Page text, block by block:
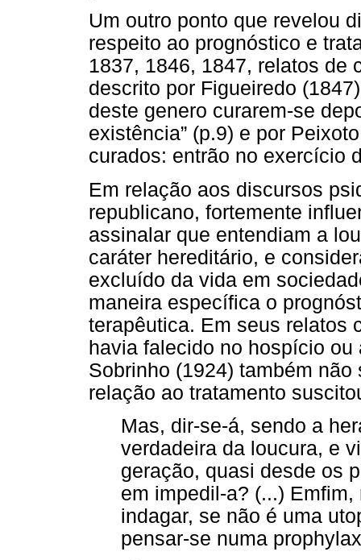
Um outro ponto que revelou
respeito ao prognóstico e
1837, 1846, 1847, relatos de
descrito por Figueiredo
deste genero curarem-se
existência” (p.9) e por
curados: entrão no exercício
Em relação aos discursos
republicano, fortemente
assinalar que entendiam a
caráter hereditário, e
excluído da vida em
maneira específica o
terapêutica. Em seus relatos
havia falecido no hospício
Sobrinho (1924) também
relação ao tratamento
Mas, dir-se-á, sendo a
verdadeira da loucura, e
geração, quasi desde os
em impedil-a? (...)
indagar, se não é uma
pensar-se numa